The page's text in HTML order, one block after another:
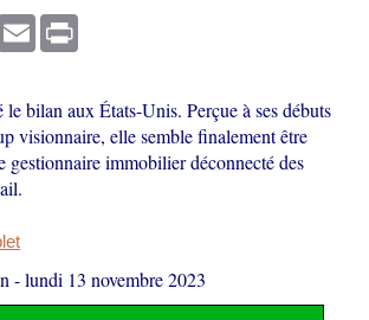
Email
le bilan aux États-Unis. Perçue à ses débuts
visionnaire, elle semble finalement être
gestionnaire immobilier déconnecté des
-lundi 13 novembre 2023